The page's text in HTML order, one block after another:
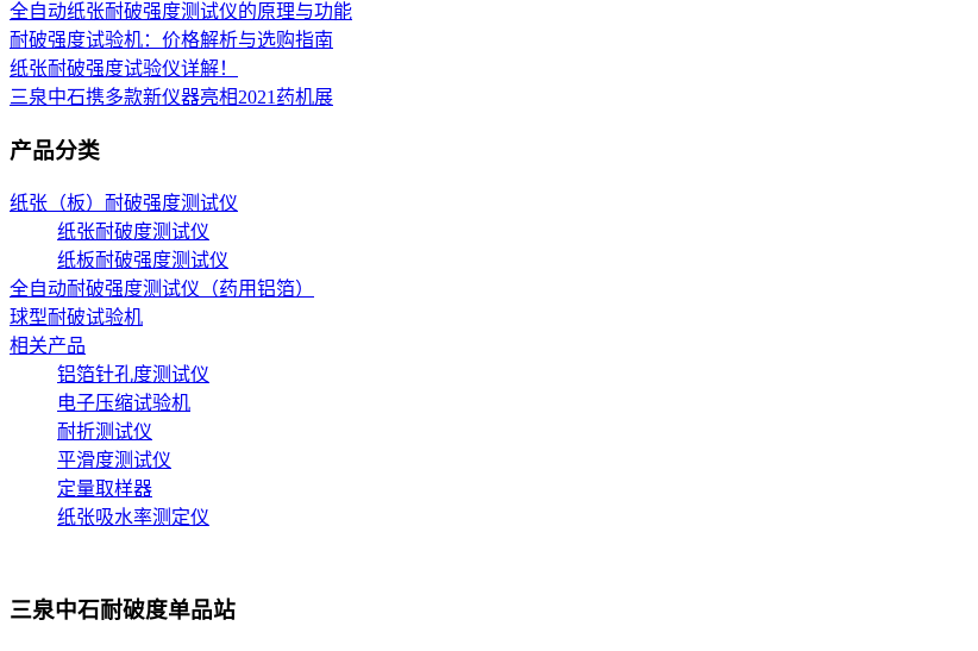
全自动纸张耐破强度测试仪的原理与功能
耐破强度试验机：价格解析与选购指南
纸张耐破强度试验仪详解！
三泉中石携多款新仪器亮相2021药机展
产品分类
纸张（板）耐破强度测试仪
纸张耐破度测试仪
纸板耐破强度测试仪
全自动耐破强度测试仪（药用铝箔）
球型耐破试验机
相关产品
铝箔针孔度测试仪
电子压缩试验机
耐折测试仪
平滑度测试仪
定量取样器
纸张吸水率测定仪
三泉中石耐破度单品站